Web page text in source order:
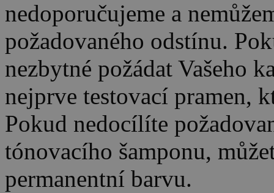
nedoporučujeme a
požadovaného odstínu.
nezbytné požádat Vašeho
nejprve testovací pramen,
Pokud nedocílíte
tónovacího šamponu,
permanentní barvu.